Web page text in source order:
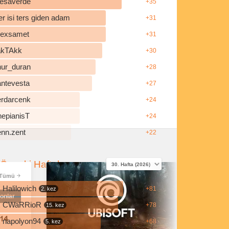
+35
isi ters giden adam +31
+31
+30
+28
+27
+24
+24
+22
Önceki Haftalar
Halilowich 2. kez +81
CWaRRioR 15. kez +78
napolyon94 5. kez +68